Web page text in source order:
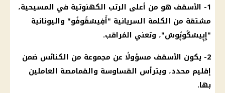
1- الأسقف هو من أعلى الرتب الكهنوتية في
المسيحية،
مشتقة من الكلمة السريانية "أَفِيسْقُوفُو" واليونانية
"إِپِيسْكُوپُوسْ"، وتعني المُراقب.
2- يكون الأسقف مسؤولًا عن مجموعة من
الكنائس ضمن
إقليم محدد، ويترأس القساوسة والقمامصة العاملين
بها.